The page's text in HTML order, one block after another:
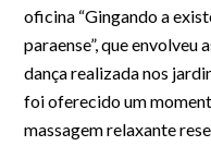
oficina “Gingando a
paraense”, que envolveu
dança realizada nos
foi oferecido um
massagem relaxante